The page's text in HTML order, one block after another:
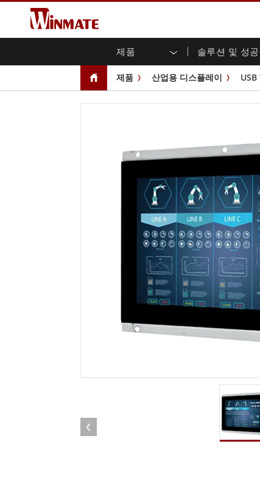
제품 솔루션 및 성
엔터프라이즈 모빌리티
러기드 노트북
러기드 태블릿 컨트롤러
안드로이드 러기드 태블릿
울트라 러기드 태블릿
엣지 AI 모빌리티
산
멀
오
전
스
즈
차량 탑재형 컴퓨터
Windows 차량 탑재 컴퓨터
안드로이드 차량 탑재 컴퓨터
차량 탑재 컴퓨터용 태블릿
임
박
라
견고한 로봇 컨트롤러
로봇 컨트롤러
석
견고한 로봇 컨트롤러 솔루션 AI
농업
교
셀프 서비스 키오스크
정
스마트 충전소
성
Winmate에 대하여 투
보증 다
마케팅 포털
파
새로운 제품 뉴
무역 박람회 이벤트
유
제품 산업용 디스플레이